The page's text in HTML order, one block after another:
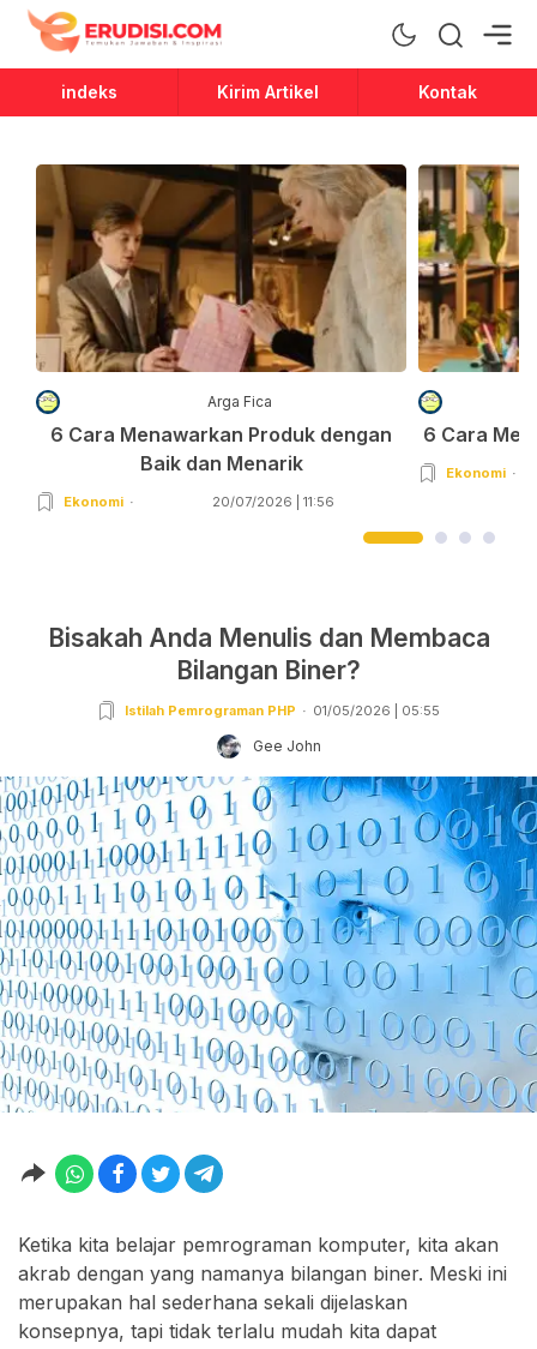
Erudisi
Temukan Jawaban dan Inspirasi
indeks Kirim Artikel Kontak
Arga Fica
6 Cara Menawarkan Produk dengan
Baik dan Menarik
Ekonomi 20/07/2026 | 11:56
6 Cara
Ekonomi
Bisakah Anda Menulis dan Membaca
Bilangan Biner?
Istilah Pemrograman PHP 01/05/2026 | 05:55
Gee John
Ketika kita belajar pemrograman komputer, kita akan
akrab dengan yang namanya bilangan biner. Meski ini
merupakan hal sederhana sekali dijelaskan
konsepnya, tapi tidak terlalu mudah kita dapat